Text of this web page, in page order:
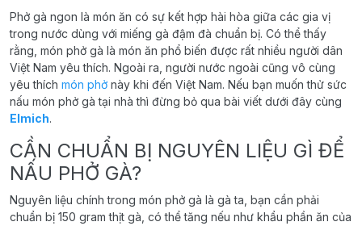
Phở gà ngon là món ăn có sự kết hợp hài hòa giữa các gia vị
trong nước dùng với miếng gà đậm đà chuẩn bị. Có thể thấy
rằng, món phở gà là món ăn phổ biến được rất nhiều người dân
Việt Nam yêu thích. Ngoài ra, người nước ngoài cũng vô cùng
yêu thích món phở này khi đến Việt Nam. Nếu bạn muốn thử sức
nấu món phở gà tại nhà thì đừng bỏ qua bài viết dưới đây cùng
Elmich.
CẦN CHUẨN BỊ NGUYÊN LIỆU GÌ ĐỂ
NẤU PHỞ GÀ?
Nguyên liệu chính trong món phở gà là gà ta, bạn cần phải
chuẩn bị 150 gram thịt gà, có thể tăng nếu như khẩu phần ăn của